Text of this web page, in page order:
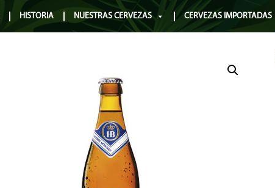
HISTORIA NUESTRAS CERVEZAS CERVEZAS IMPORTADAS